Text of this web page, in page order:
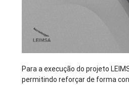
Para a execução do projeto
permitindo reforçar de forma